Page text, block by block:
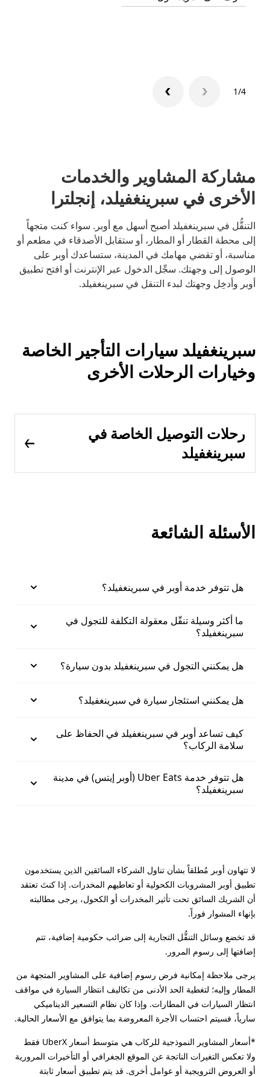
1/4
مشاركة المشاوير والخدمات
الأخرى في سبرينغفيلد، إنجلترا
التنقُّل في سبرينغفيلد أصبح أسهل مع أوبر. سواء كنت متجهاً
إلى محطة القطار أو المطار، أو ستقابل الأصدقاء في مطعم أو
مناسبة، أو تقضي مهامك في المدينة، ستساعدك أوبر على
الوصول إلى وجهتك. سجِّل الدخول عبر الإنترنت أو افتح تطبيق
أوبر وأدخِل وجهتك لبدء التنقل في سبرينغفيلد.
سبرينغفيلد سيارات التأجير الخاصة
وخيارات الرحلات الأخرى
رحلات التوصيل الخاصة في
سبرينغفيلد
الأسئلة الشائعة
هل تتوفر خدمة أوبر في سبرينغفيلد؟
ما أكثر وسيلة تنقّل معقولة التكلفة للتجول في
سبرينغفيلد؟
هل يمكنني التجول في سبرينغفيلد بدون سيارة؟
هل يمكنني استئجار سيارة في سبرينغفيلد؟
كيف تساعد أوبر في سبرينغفيلد في الحفاظ على
سلامة الركاب؟
هل تتوفر خدمة Uber Eats (أوبر إيتس) في مدينة
سبرينغفيلد؟
لا تتهاون أوبر مُطلقاً بشأن تناول الشركاء السائقين الذين يستخدمون
تطبيق أوبر المشروبات الكحولية أو تعاطيهم المخدرات. إذا كنتَ تعتقد
أن الشريك السائق تحت تأثير المخدرات أو الكحول، يرجى مطالبته
بإنهاء المشوار فوراً.
قد تخضع وسائل التنقُّل التجارية إلى ضرائب حكومية إضافية، تتم
إضافتها إلى رسوم المرور.
يرجى ملاحظة إمكانية فرض رسوم إضافية على المشاوير المتجهة من
المطار وإليه؛ لتغطية الحد الأدنى من تكاليف انتظار السيارة في مواقف
انتظار السيارات في المطارات. وإذا كان نظام التسعير الديناميكي
سارياً، فسيتم احتساب الأجرة المعروضة بما يتوافق مع الأسعار الحالية.
*أسعار المشاوير النموذجية للركاب هي متوسط أسعار UberX فقط
ولا تعكس التغيرات الناتجة عن الموقع الجغرافي أو التأخيرات المرورية
أو العروض الترويجية أو عوامل أخرى. قد يتم تطبيق أسعار ثابتة